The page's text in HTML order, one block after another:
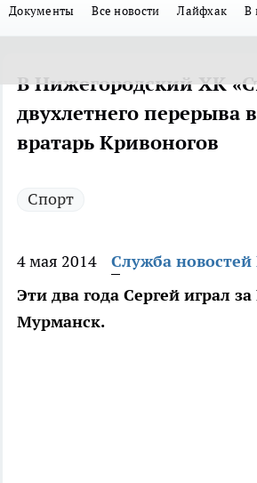
Документы Все новости Лайфхак В
В Нижегородский ХК
двухлетнего перерыва
вратарь Кривоногов
Спорт
4 мая 2014
Служба
Эти два года Сергей играл
Мурманск.